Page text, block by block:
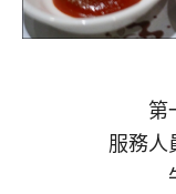
第
服務人